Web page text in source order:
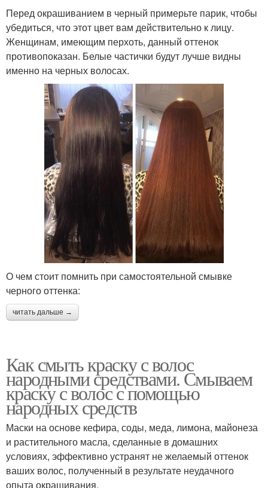
Перед окрашиванием в черный примерьте парик, чтобы
убедиться, что этот цвет вам действительно к лицу.
Женщинам, имеющим перхоть, данный оттенок
противопоказан. Белые частички будут лучше видны
именно на черных волосах.
О чем стоит помнить при самостоятельной смывке
черного оттенка:
читать дальше →
Как смыть краску с волос
народными средствами. Смываем
краску с волос с помощью
народных средств
Маски на основе кефира, соды, меда, лимона, майонеза
и растительного масла, сделанные в домашних
условиях, эффективно устранят не желаемый оттенок
ваших волос, полученный в результате неудачного
опыта окрашивания.